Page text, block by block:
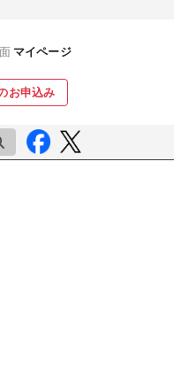
マイページ
お申込み
索